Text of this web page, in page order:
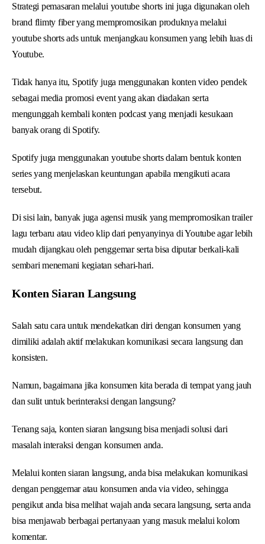
Strategi pemasaran melalui youtube shorts ini juga digunakan oleh
brand flimty fiber yang mempromosikan produknya melalui
youtube shorts ads untuk menjangkau konsumen yang lebih luas di
Youtube.
Tidak hanya itu, Spotify juga menggunakan konten video pendek
sebagai media promosi event yang akan diadakan serta
mengunggah kembali konten podcast yang menjadi kesukaan
banyak orang di Spotify.
Spotify juga menggunakan youtube shorts dalam bentuk konten
series yang menjelaskan keuntungan apabila mengikuti acara
tersebut.
Di sisi lain, banyak juga agensi musik yang mempromosikan trailer
lagu terbaru atau video klip dari penyanyinya di Youtube agar lebih
mudah dijangkau oleh penggemar serta bisa diputar berkali-kali
sembari menemani kegiatan sehari-hari.
Konten Siaran Langsung
Salah satu cara untuk mendekatkan diri dengan konsumen yang
dimiliki adalah aktif melakukan komunikasi secara langsung dan
konsisten.
Namun, bagaimana jika konsumen kita berada di tempat yang jauh
dan sulit untuk berinteraksi dengan langsung?
Tenang saja, konten siaran langsung bisa menjadi solusi dari
masalah interaksi dengan konsumen anda.
Melalui konten siaran langsung, anda bisa melakukan komunikasi
dengan penggemar atau konsumen anda via video, sehingga
pengikut anda bisa melihat wajah anda secara langsung, serta anda
bisa menjawab berbagai pertanyaan yang masuk melalui kolom
komentar.